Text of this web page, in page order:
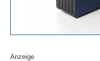
Anzeige